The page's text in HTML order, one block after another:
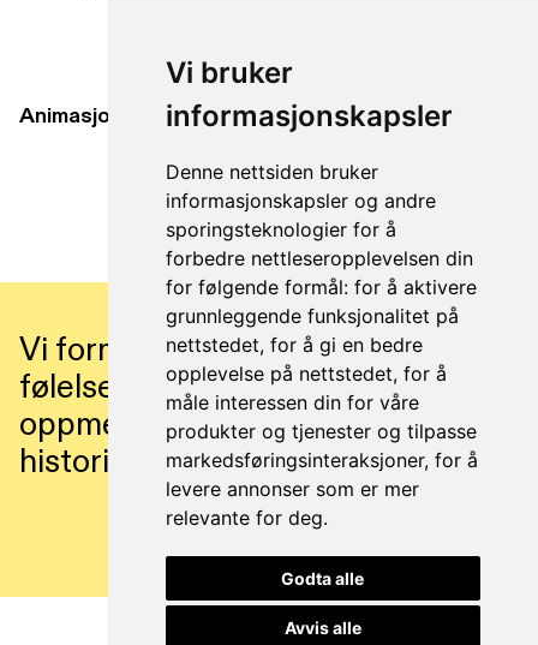
Vi bruker
informasjonskapsler
Denne nettsiden bruker
informasjonskapsler og andre
sporingsteknologier for å
forbedre nettleseropplevelsen din
for følgende formål: for å aktivere
grunnleggende funksjonalitet på
nettstedet, for å gi en bedre
opplevelse på nettstedet, for å
måle interessen din for våre
produkter og tjenester og tilpasse
markedsføringsinteraksjoner, for å
levere annonser som er mer
relevante for deg.
Godta alle
Avvis alle
bygger merkevaren og løfter
frem budskap.
Animasjonsfilm
forklare komplekse budskap
på en enkel, inkluderende og
varig måte.
Vi formidler historier som skaper
følelser og tiltrekker
oppmerksomhet. Vil du fortelle en
historie som blir husket?
Snakk med Henriette ->